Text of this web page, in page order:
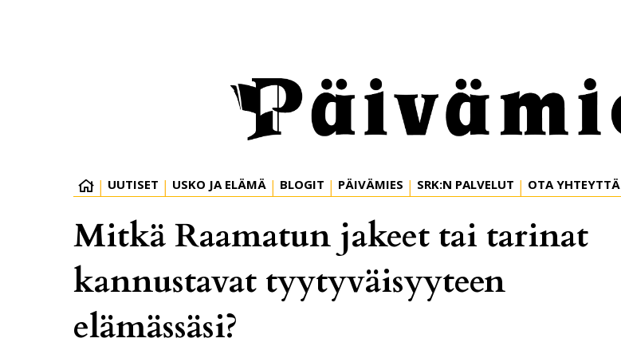
UUTISET USKO JA ELÄMÄ BLOGIT PÄIVÄMIES SRK:N PALVELUT OTA YHTEYTTÄ
Mitkä Raamatun jakeet tai tarinat
kannustavat tyytyväisyyteen
elämässäsi?